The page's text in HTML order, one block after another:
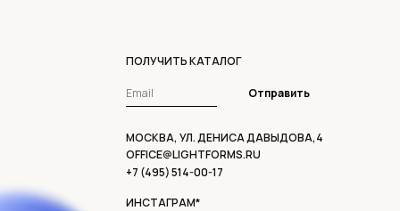
МОСКВА, УЛ. ДЕНИСА ДАВЫДОВА,4
ПОЛУЧИТЬ КАТАЛОГ
ИНСТАГРАМ*
+7 (495) 514-00-17
OFFICE@LIGHTFORMS.RU
Отправить